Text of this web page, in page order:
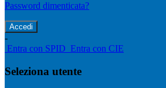
Password dimenticata?
-
Entra con SPID Entra con CIE
Seleziona utente